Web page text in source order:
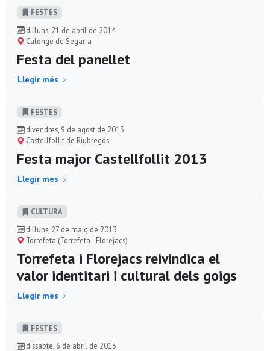
FESTES
dilluns, 21 de abril de 2014
Calonge de Segarra
Festa del panellet
Llegir més
FESTES
divendres, 9 de agost de 2013
Castellfollit de Riubregós
Festa major Castellfollit 2013
Llegir més
CULTURA
dilluns, 27 de maig de 2013
Torrefeta (Torrefeta i Florejacs)
Torrefeta i Florejacs reivindica el
valor identitari i cultural dels goigs
Llegir més
FESTES
dissabte, 6 de abril de 2013